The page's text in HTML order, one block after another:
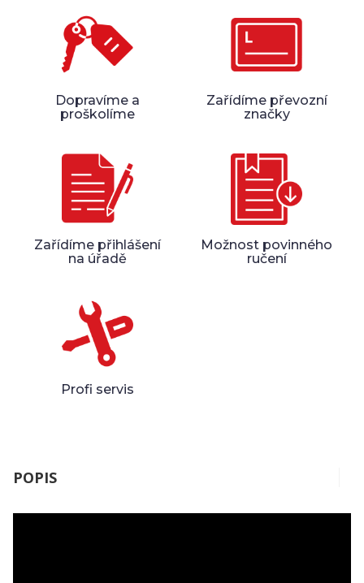
Dopravíme a
proškolíme
Zařídíme převozní
značky
Zařídíme přihlášení
na úřadě
Možnost povinného
ručení
Profi servis
POPIS